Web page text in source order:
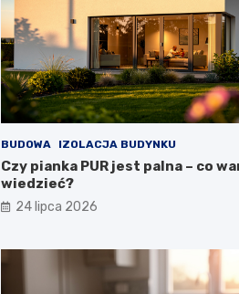
BUDOWA IZOLACJA BUDYNKU
Czy pianka PUR jest palna – co
wiedzieć?
24 lipca 2026